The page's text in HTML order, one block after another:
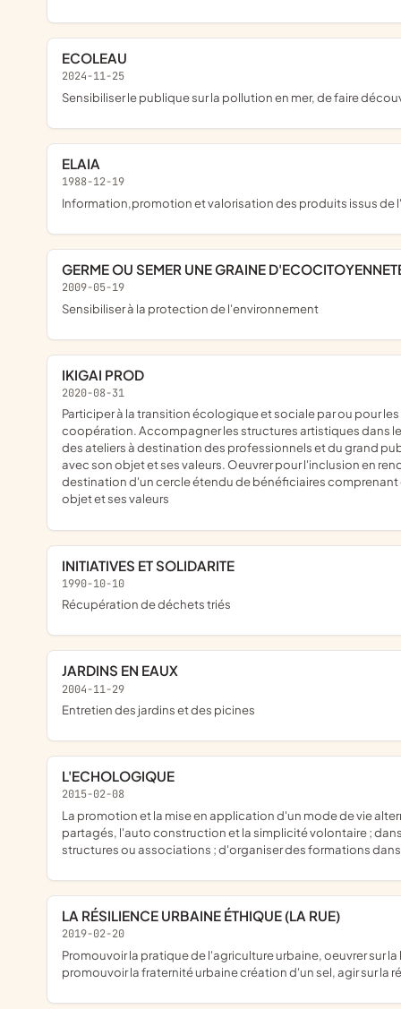
ECOLEAU
2024-11-25
sensibiliser le publique sur la pollution en mer, de faire
ELAIA
1988-12-19
Information,promotion et valorisation des produits issus
GERME OU SEMER UNE GRAINE
2009-05-19
sensibiliser à la protection de l'environnement
IKIGAI PROD
2020-08-31
participer à la transition écologique et sociale par ou pour les arts. Créer une dynamique collective pour développer un réseau de solidarités territoriales qui favorise la participation, la mutualisation et la
coopération. Accompagner les structures artistiques dans
des ateliers à destination des professionnels et du grand
avec son objet et ses valeurs. Oeuvrer pour l'inclusion en
destination d'un cercle étendu de bénéficiaires
objet et ses valeurs
INITIATIVES ET SOLIDARITE
1990-10-10
Récupération de déchets triés
JARDINS EN EAUX
2004-11-29
entretien des jardins et des picines
L'ECHOLOGIQUE
2015-02-08
la promotion et la mise en application d'un mode de vie alternatif et respectueux de son environnement ; de favoriser les démarches de construction et restauration de bâtiments et de lieux de vie écologiques
partagés, l'auto construction et la simplicité volontaire ;
structures ou associations ; d'organiser des formations
LA RÉSILIENCE URBAINE ÉTHIQUE (LA RUE)
2019-02-20
promouvoir la pratique de l'agriculture urbaine, oeuvrer sur la biodiversité, développer la nature en ville, sensibilisation éco-citoyenne, formation populaire au jardinage au naturel, pédagogie verte aux écoles,
promouvoir la fraternité urbaine création d'un sel, agir sur